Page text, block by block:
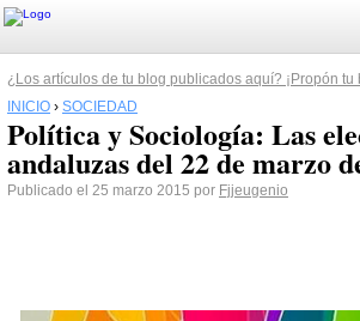
¿Los artículos de tu blog publicados aquí? ¡Propón tu
INICIO › SOCIEDAD
Política y Sociología: Las
andaluzas del 22 de marzo
Publicado el 25 marzo 2015 por Fjjeugenio